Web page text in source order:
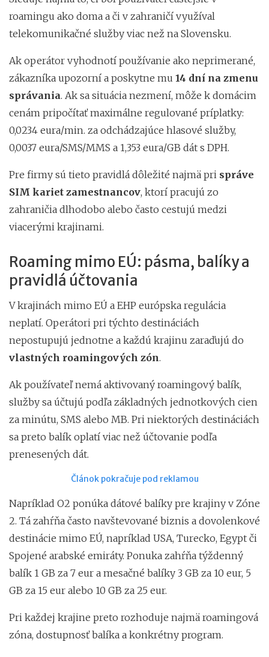
roamingu ako doma a či v zahraničí využíval
telekomunikačné služby viac než na Slovensku.
Ak operátor vyhodnotí používanie ako neprimerané,
zákazníka upozorní a poskytne mu 14 dní na zmenu
správania. Ak sa situácia nezmení, môže k domácim
cenám pripočítať maximálne regulované príplatky:
0,0234 eura/min. za odchádzajúce hlasové služby,
0,0037 eura/SMS/MMS a 1,353 eura/GB dát s DPH.
Pre firmy sú tieto pravidlá dôležité najmä pri správe
SIM kariet zamestnancov, ktorí pracujú zo
zahraničia dlhodobo alebo často cestujú medzi
viacerými krajinami.
Roaming mimo EÚ: pásma, balíky a
pravidlá účtovania
V krajinách mimo EÚ a EHP európska regulácia
neplatí. Operátori pri týchto destináciách
nepostupujú jednotne a každú krajinu zaraďujú do
vlastných roamingových zón.
Ak používateľ nemá aktivovaný roamingový balík,
služby sa účtujú podľa základných jednotkových cien
za minútu, SMS alebo MB. Pri niektorých destináciách
sa preto balík oplatí viac než účtovanie podľa
prenesených dát.
Článok pokračuje pod reklamou
Napríklad O2 ponúka dátové balíky pre krajiny v Zóne
2. Tá zahŕňa často navštevované biznis a dovolenkové
destinácie mimo EÚ, napríklad USA, Turecko, Egypt či
Spojené arabské emiráty. Ponuka zahŕňa týždenný
balík 1 GB za 7 eur a mesačné balíky 3 GB za 10 eur, 5
GB za 15 eur alebo 10 GB za 25 eur.
Pri každej krajine preto rozhoduje najmä roamingová
zóna, dostupnosť balíka a konkrétny program.